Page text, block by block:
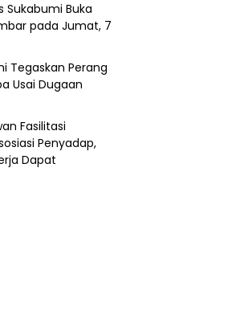
Sukabumi Buka
pada Jumat, 7
Tegaskan Perang
Usai Dugaan
Fasilitasi
Penyadap,
Dapat